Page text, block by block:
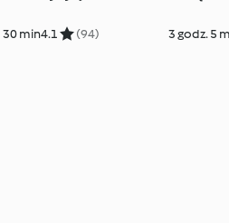
30 min4.1 (94) 3 godz. 5